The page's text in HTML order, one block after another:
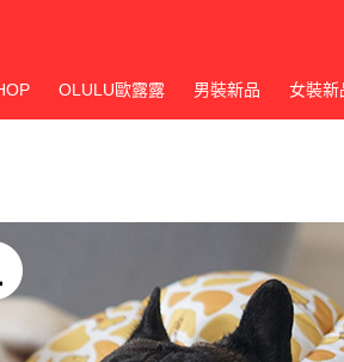
OLULU歐露露 男裝新品 女裝新